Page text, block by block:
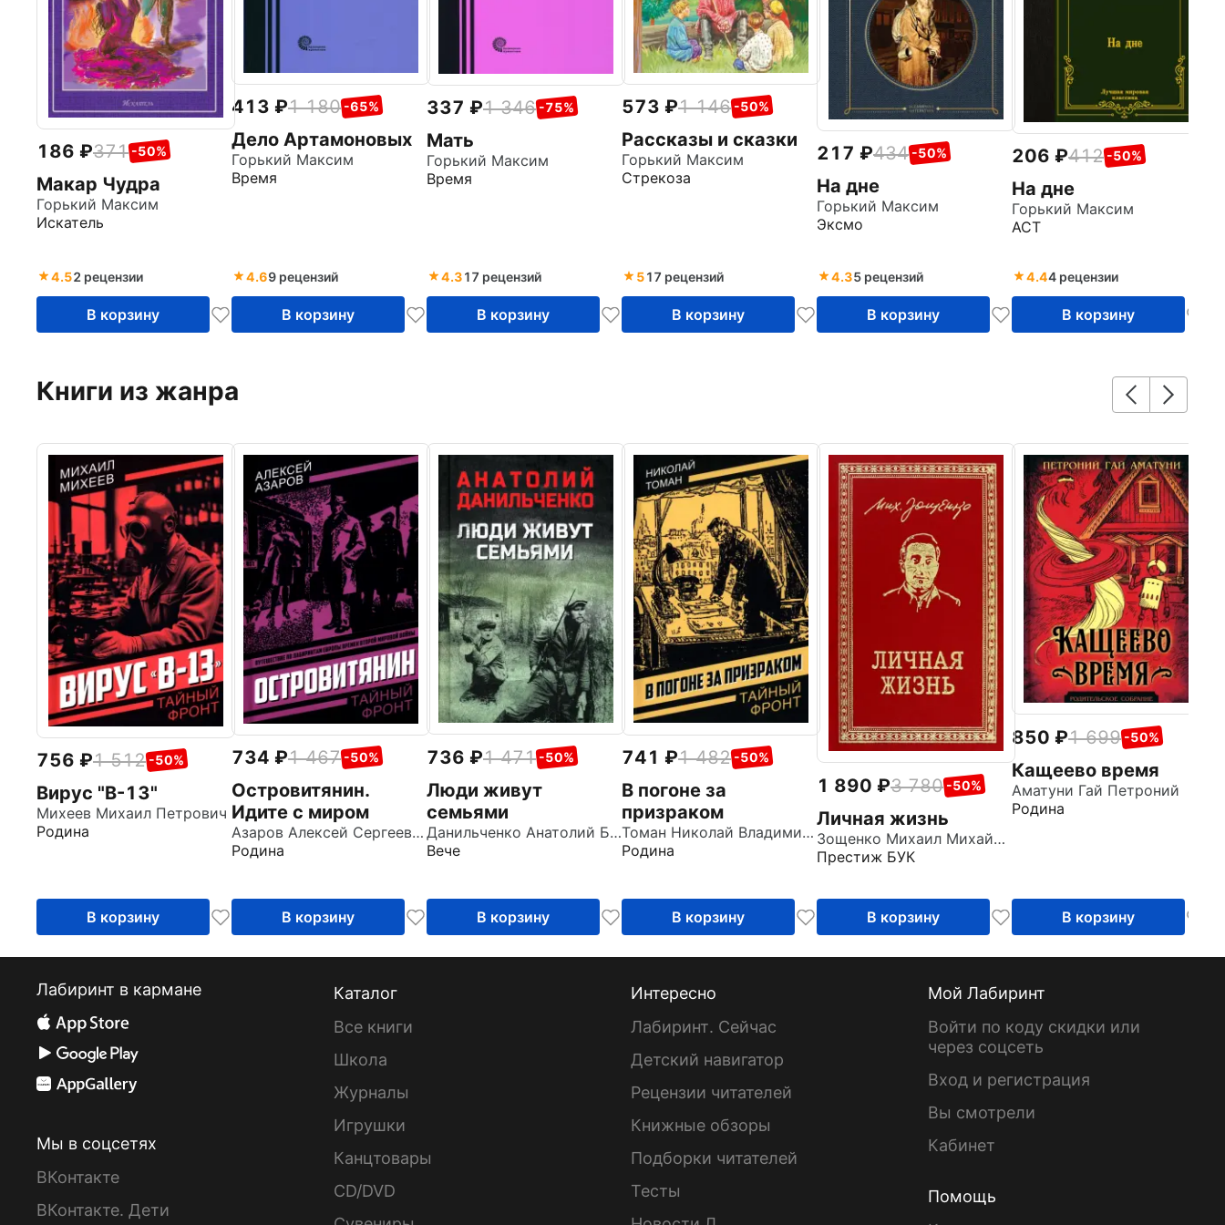
186 371 -50%
Макар Чудра
Горький Максим
Искатель
4.52 рецензии
В корзину
413 1 180 -65%
Дело Артамоновых
Горький Максим
Время
4.69 рецензий
В корзину
337 1 346 -75%
Мать
Горький Максим
Время
4.317 рецензий
В корзину
573 1 146 -50%
Рассказы и сказки
Горький Максим
Стрекоза
517 рецензий
В корзину
217 434 -50%
На дне
Горький Максим
Эксмо
4.35 рецензий
В корзину
206 412 -50%
На дне
Горький Максим
АСТ
4.44 рецензии
В корзину
Книги из жанра
756 1 512 -50%
Вирус "В-13"
Михеев Михаил Петрович
Родина
В корзину
734 1 467 -50%
Островитянин.
Идите с миром
Азаров Алексей Сергеевич
Родина
В корзину
736 1 471 -50%
Люди живут
семьями
Данильченко Анатолий Борисович
Вече
В корзину
741 1 482 -50%
В погоне за
призраком
Томан Николай Владимирович
Родина
В корзину
1 890 3 780 -50%
Личная жизнь
Зощенко Михаил Михайлович
Престиж БУК
В корзину
850 1 699 -50%
Кащеево время
Аматуни Гай Петроний
Родина
В корзину
Лабиринт в кармане
Мы в соцсетях
ВКонтакте
ВКонтакте. Дети
Каталог
Все книги
Школа
Журналы
Игрушки
Канцтовары
CD/DVD
Интересно
Лабиринт. Сейчас
Детский навигатор
Рецензии читателей
Книжные обзоры
Подборки читателей
Тесты
Мой Лабиринт
Войти по коду скидки или
через соцсеть
Вход и регистрация
Вы смотрели
Кабинет
Помощь